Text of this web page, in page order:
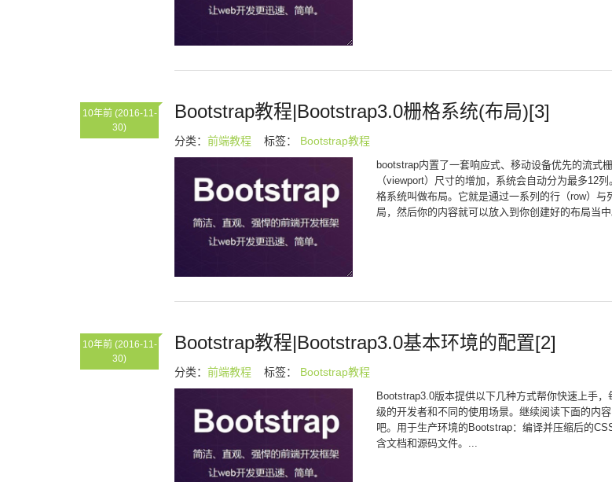
10年前(2016-11-
30)
Bootstrap教程|Bootstrap3.0栅格系统(布局)[3]
分类： 前端教程 标签： Bootstrap教程
bootstrap内置了一套响应式、移动设备优先的流式
（viewport）尺寸的增加，系统会自动分为最多12
格系统叫做布局。它就是通过一系列的行（row）与
局，然后你的内容就可以放入到你创建好的布局当
10年前(2016-11-
30)
Bootstrap教程|Bootstrap3.0基本环境的配置[2]
分类： 前端教程 标签： Bootstrap教程
Bootstrap3.0版本提供以下几种方式帮你快速上手
级的开发者和不同的使用场景。继续阅读下面的内
吧。用于生产环境的Bootstrap：编译并压缩后的
含文档和源码文件。...